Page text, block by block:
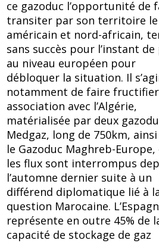
ce gazoduc l’opportunité de
transiter par son territoire le
américain et nord-africain,
sans succès pour l’instant de
au niveau européen pour
débloquer la situation. Il
notamment de faire
association avec l’Algérie,
matérialisée par deux
Medgaz, long de 750km,
le Gazoduc Maghreb-
les flux sont interrompus
l’automne dernier suite à un
différend diplomatique lié à
question Marocaine.
représente en outre 45% de
capacité de stockage de gaz